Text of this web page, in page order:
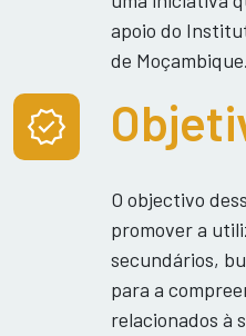
apoio do
de Moçambique.
O objectivo
promover a
secundários,
para a
relacionados à